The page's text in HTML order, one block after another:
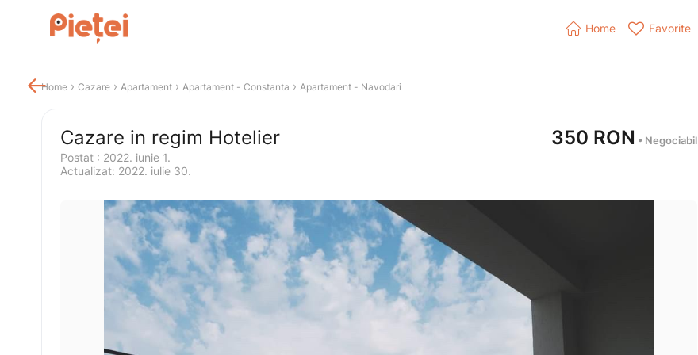
Home › Cazare › Apartament › Apartament - Constanta › Apartament - Navodari
Cazare in regim Hotelier 350 RON • Negociabil
Postat : 2022. iunie 1.
Actualizat: 2022. iulie 30.
 Home  Favorite